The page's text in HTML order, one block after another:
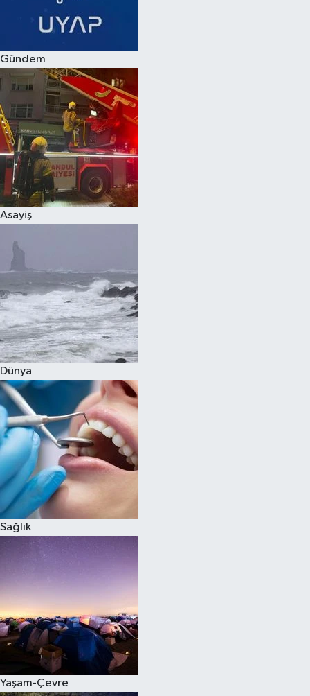
Gündem
Asayiş
Dünya
Sağlık
Yaşam-Çevre
Spor
Burç Yorumları
Çocuk
Eğitim
Hava Durumu
Kadın
Kültür Sanat
Sağlık
Siyaset
Teknoloji
Televizyon
Yaşam-Çevre